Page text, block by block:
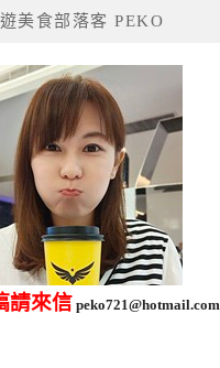
美食部落客 PEKO
請來信 peko721@hotmail.com